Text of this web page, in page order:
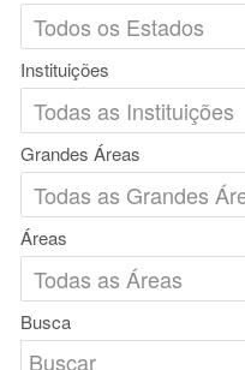
Instituições
Grandes Áreas
Áreas
Busca